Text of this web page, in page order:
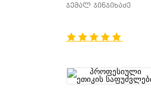
ᲐᲜᲣ ᲐᲦᲡᲐᲠᲔᲑᲐ
ჯემალ ჯინჯიხაძე